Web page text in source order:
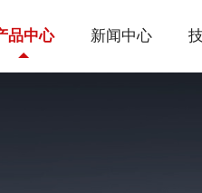
品中心 新闻中心